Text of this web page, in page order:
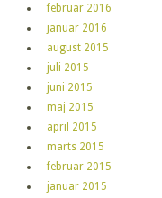
februar 2016
januar 2016
august 2015
juli 2015
juni 2015
maj 2015
april 2015
marts 2015
februar 2015
januar 2015